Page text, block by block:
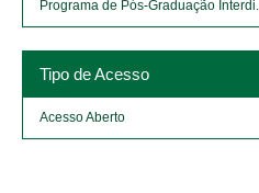
Programa de Pós-Graduação Interdi...
Tipo de Acesso
Acesso Aberto